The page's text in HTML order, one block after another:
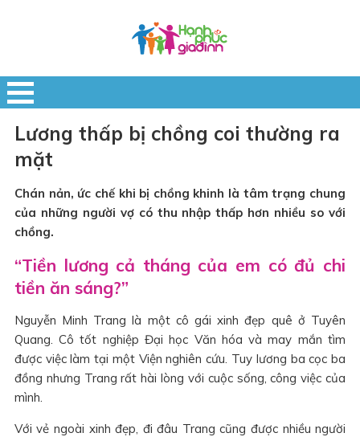
Lương thấp bị chồng coi thường ra
mặt
Chán nản, ức chế khi bị chồng khinh là tâm trạng chung
của những người vợ có thu nhập thấp hơn nhiều so với
chồng.
“Tiền lương cả tháng của em có đủ chi
tiền ăn sáng?”
Nguyễn Minh Trang là một cô gái xinh đẹp quê ở Tuyên
Quang. Cô tốt nghiệp Đại học Văn hóa và may mắn tìm
được việc làm tại một Viện nghiên cứu. Tuy lương ba cọc ba
đồng nhưng Trang rất hài lòng với cuộc sống, công việc của
mình.
Với vẻ ngoài xinh đẹp, đi đâu Trang cũng được nhiều người